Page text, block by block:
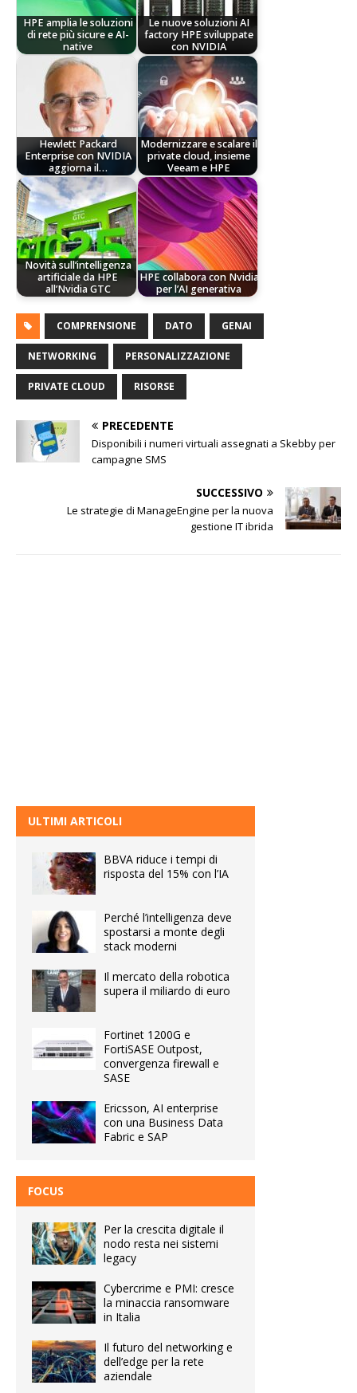
HPE amplia le soluzioni
di rete più sicure e AI-
native
Le nuove soluzioni AI
factory HPE sviluppate
con NVIDIA
Hewlett Packard
Enterprise con NVIDIA
aggiorna il…
Modernizzare e scalare il
private cloud, insieme
Veeam e HPE
Novità sull’intelligenza
artificiale da HPE
all’Nvidia GTC
HPE collabora con Nvidia
per l’AI generativa
COMPRENSIONE DATO GENAI
NETWORKING PERSONALIZZAZIONE
PRIVATE CLOUD RISORSE
PRECEDENTE
Disponibili i numeri virtuali assegnati a Skebby per
campagne SMS
SUCCESSIVO
Le strategie di ManageEngine per la nuova
gestione IT ibrida
ULTIMI ARTICOLI
BBVA riduce i tempi di
risposta del 15% con l’IA
Perché l’intelligenza deve
spostarsi a monte degli
stack moderni
Il mercato della robotica
supera il miliardo di euro
Fortinet 1200G e
FortiSASE Outpost,
convergenza firewall e
SASE
Ericsson, AI enterprise
con una Business Data
Fabric e SAP
FOCUS
Per la crescita digitale il
nodo resta nei sistemi
legacy
Cybercrime e PMI: cresce
la minaccia ransomware
in Italia
Il futuro del networking e
dell’edge per la rete
aziendale